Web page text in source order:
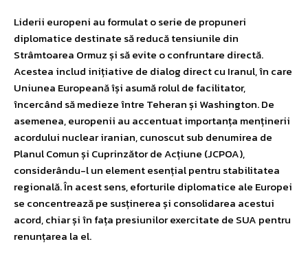
Liderii europeni au formulat o serie de propuneri
diplomatice destinate să reducă tensiunile din
Strâmtoarea Ormuz și să evite o confruntare directă.
Acestea includ inițiative de dialog direct cu Iranul, în care
Uniunea Europeană își asumă rolul de facilitator,
încercând să medieze între Teheran și Washington. De
asemenea, europenii au accentuat importanța menținerii
acordului nuclear iranian, cunoscut sub denumirea de
Planul Comun și Cuprinzător de Acțiune (JCPOA),
considerându-l un element esențial pentru stabilitatea
regională. În acest sens, eforturile diplomatice ale Europei
se concentrează pe susținerea și consolidarea acestui
acord, chiar și în fața presiunilor exercitate de SUA pentru
renunțarea la el.